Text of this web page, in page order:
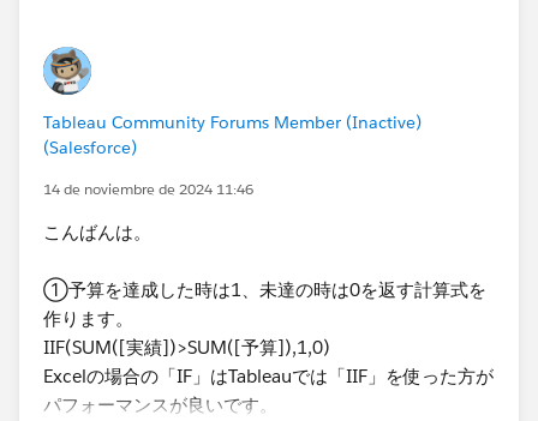
Tableau Community Forums Member (Inactive)
(Salesforce)
14 de noviembre de 2024 11:46
こんばんは。
①予算を達成した時は1、未達の時は0を返す計算式を
作ります。
IIF(SUM([実績])>SUM([予算]),1,0)
Excelの場合の「IF」はTableauでは「IIF」を使った方が
パフォーマンスが良いです。